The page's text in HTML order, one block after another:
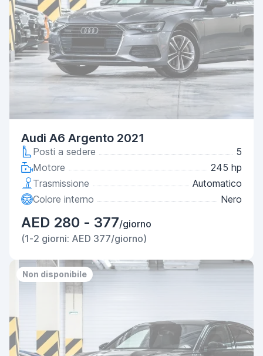
Audi A6 Argento 2021
Posti a sedere
5
Motore
245 hp
Trasmissione
Automatico
Colore interno
Nero
AED 280 - 377/giorno
(1-2 giorni: AED 377/giorno)
Non disponibile